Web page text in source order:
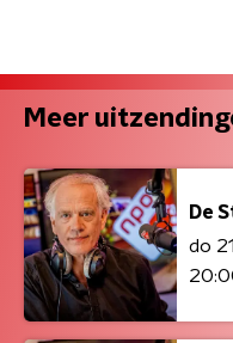
Meer
De
do